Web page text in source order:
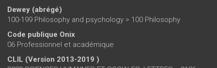
Dewey (abrégé)
100-199 Philosophy and psychology > 100 Philosophy
Code publique Onix
06 Professionnel et académique
CLIL (Version 2013-2019 )